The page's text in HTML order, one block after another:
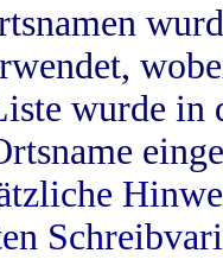
wurde in